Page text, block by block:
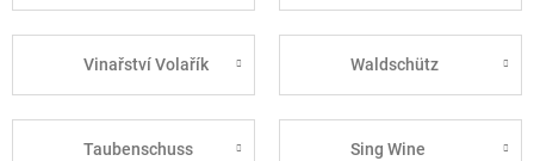
Vinařství Volařík Waldschütz
Taubenschuss Sing Wine